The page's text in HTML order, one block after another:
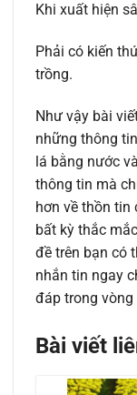
Khi xuất hiện
Phải có kiến
trồng.
Như vậy bài
những thông
lá bằng nước
thông tin mà
hơn về thồn tin
bất kỳ thắc
đề trên bạn có
nhắn tin ngay
đáp trong vòng
Bài viết